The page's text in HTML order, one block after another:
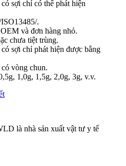
sợi chỉ có thể phát hiện
.
và đơn hàng nhỏ.
chưa tiệt trùng.
sợi chỉ phát hiện được bằng
vòng chun.
1,0g, 1,5g, 2,0g, 3g, v.v.
là nhà sản xuất vật tư y tế